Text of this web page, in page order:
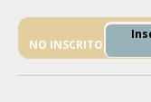
NO INSCRITO